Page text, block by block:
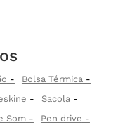
Bolsa Térmica
Sacola
Som
Pen drive